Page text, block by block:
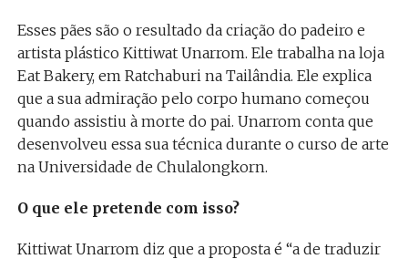
Esses pães são o resultado da criação do padeiro e
artista plástico Kittiwat Unarrom. Ele trabalha na loja
Eat Bakery, em Ratchaburi na Tailândia. Ele explica
que a sua admiração pelo corpo humano começou
quando assistiu à morte do pai. Unarrom conta que
desenvolveu essa sua técnica durante o curso de arte
na Universidade de Chulalongkorn.
O que ele pretende com isso?
Kittiwat Unarrom diz que a proposta é “a de traduzir